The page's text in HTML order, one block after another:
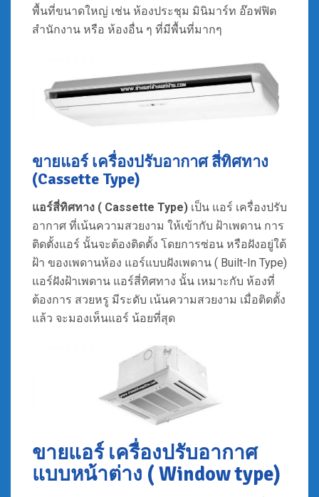
พื้นที่ขนาดใหญ่ เช่น ห้องประชุม มินิมาร์ท อ๊อฟฟิต
สำนักงาน หรือ ห้องอื่น ๆ ที่มีพื้นที่มากๆ
ขายแอร์ เครื่องปรับอากาศ สี่ทิศทาง
(Cassette Type)
แอร์สี่ทิศทาง ( Cassette Type) เป็น แอร์ เครื่องปรับ
อากาศ ที่เน้นความสวยงาม ให้เข้ากับ ฝ้าเพดาน การ
ติดตั้งแอร์ นั้นจะต้องติดตั้ง โดยการซ่อน หรือฝังอยู่ใต้
ฝ้า ของเพดานห้อง แอร์แบบฝังเพดาน ( Built-In Type)
แอร์ฝังฝ้าเพดาน แอร์สี่ทิศทาง นั้น เหมาะกับ ห้องที่
ต้องการ สวยหรู มีระดับ เน้นความสวยงาม เมื่อติดตั้ง
แล้ว จะมองเห็นแอร์ น้อยที่สุด
ขายแอร์ เครื่องปรับอากาศ
แบบหน้าต่าง ( Window type)